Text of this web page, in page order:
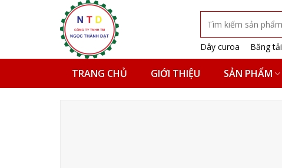
kiếm:
Dây curoa
Băng tải
TRANG CHỦ GIỚI THIỆU SẢN PHẨM